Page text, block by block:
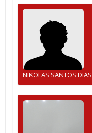
NIKOLAS SANTOS DIAS